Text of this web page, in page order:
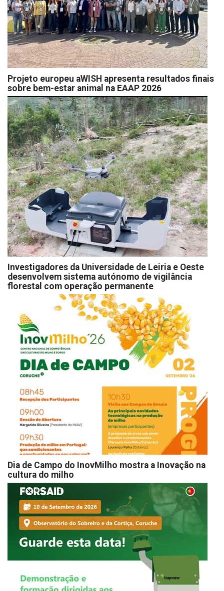
Projeto europeu aWISH apresenta resultados finais
sobre bem-estar animal na EAAP 2026
Investigadores da Universidade de Leiria e Oeste
desenvolvem sistema autónomo de vigilância
florestal com operação permanente
Dia de Campo do InovMilho mostra a Inovação na
cultura do milho